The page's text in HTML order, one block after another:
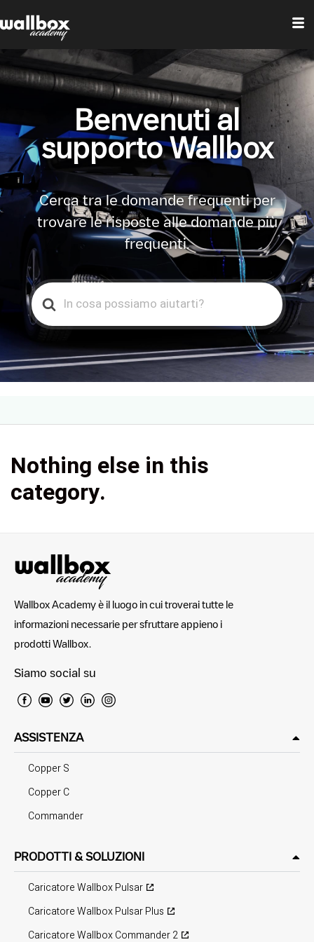
Benvenuti al
supporto Wallbox
Cerca tra le domande frequenti per
trovare le risposte alle domande più
frequenti.
Search
For
Nothing else in this
category.
Wallbox Academy è il luogo in cui troverai tutte le
informazioni necessarie per sfruttare appieno i
prodotti Wallbox.
Siamo social su
ASSISTENZA
Copper S
Copper C
Commander
PRODOTTI & SOLUZIONI
Caricatore Wallbox Pulsar
Caricatore Wallbox Pulsar Plus
Caricatore Wallbox Commander 2